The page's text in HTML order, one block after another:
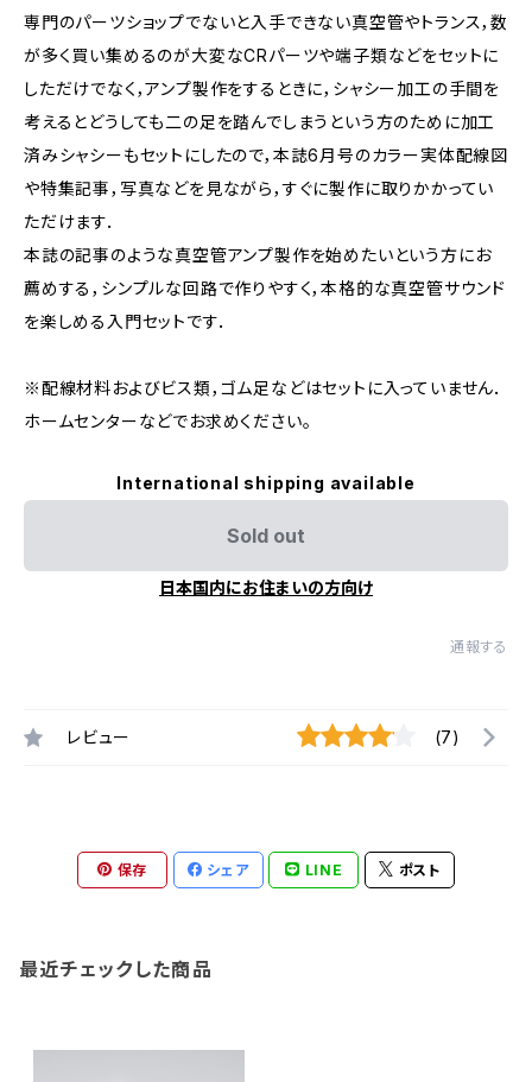
専門のパーツショップでないと入手できない真空管やトランス，数
が多く買い集めるのが大変なCRパーツや端子類などをセットに
しただけでなく，アンプ製作をするときに，シャシー加工の手間を
考えるとどうしても二の足を踏んでしまうという方のために加工
済みシャシーもセットにしたので，本誌6月号のカラー実体配線図
や特集記事，写真などを見ながら，すぐに製作に取りかかってい
ただけます．
本誌の記事のような真空管アンプ製作を始めたいという方にお
薦めする，シンプルな回路で作りやすく，本格的な真空管サウンド
を楽しめる入門セットです．
※配線材料およびビス類，ゴム足などはセットに入っていません．
ホームセンターなどでお求めください。
International shipping available
Sold out
日本国内にお住まいの方向け
通報する
レビュー (7)
保存 シェア LINE ポスト
最近チェックした商品